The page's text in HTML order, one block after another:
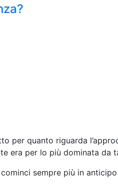
per quanto riguarda
era per lo più dominata da
sempre più in